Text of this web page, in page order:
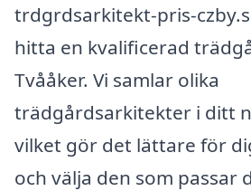
trdgrdsarkitekt-pris-
hitta en kvalificerad
Tvååker. Vi samlar olika
trädgårdsarkitekter i ditt
vilket gör det lättare för
och välja den som passar